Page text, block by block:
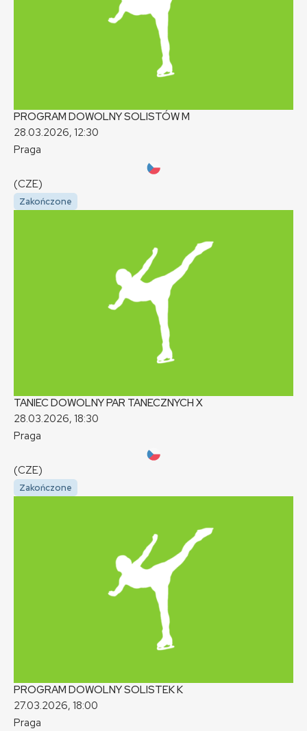
PROGRAM DOWOLNY SOLISTÓWM
28.03.2026, 12:30
Praga
(CZE)
Zakończone
TANIEC DOWOLNY PAR TANECZNYCH X
28.03.2026, 18:30
Praga
(CZE)
Zakończone
PROGRAM DOWOLNY SOLISTEKK
27.03.2026, 18:00
Praga